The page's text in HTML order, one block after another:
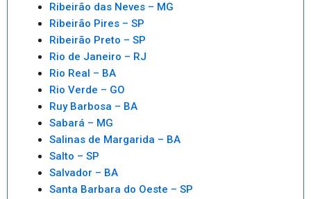
Ribeirão das Neves – MG
Ribeirão Pires – SP
Ribeirão Preto – SP
Rio de Janeiro – RJ
Rio Real – BA
Rio Verde – GO
Ruy Barbosa – BA
Sabará – MG
Salinas de Margarida – BA
Salto – SP
Salvador – BA
Santa Barbara do Oeste – SP